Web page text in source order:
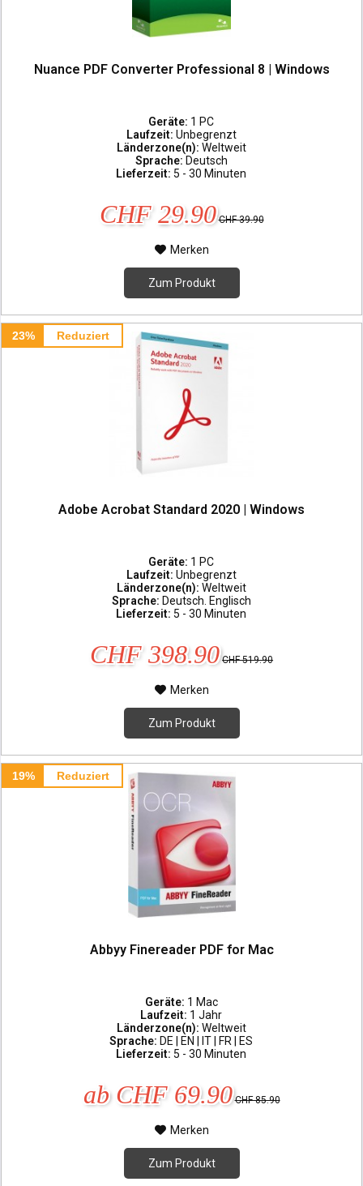
Nuance PDF Converter Professional 8 | Windows
Geräte: 1 PC
Laufzeit: Unbegrenzt
Länderzone(n): Weltweit
Sprache: Deutsch
Lieferzeit: 5 - 30 Minuten
CHF 29.90 CHF 39.90
Merken
Zum Produkt
23% Reduziert
Adobe Acrobat Standard 2020 | Windows
Geräte: 1 PC
Laufzeit: Unbegrenzt
Länderzone(n): Weltweit
Sprache: Deutsch. Englisch
Lieferzeit: 5 - 30 Minuten
CHF 398.90 CHF 519.90
Merken
Zum Produkt
19% Reduziert
Abbyy Finereader PDF for Mac
Geräte: 1 Mac
Laufzeit: 1 Jahr
Länderzone(n): Weltweit
Sprache: DE | EN | IT | FR | ES
Lieferzeit: 5 - 30 Minuten
ab CHF 69.90 CHF 85.90
Merken
Zum Produkt